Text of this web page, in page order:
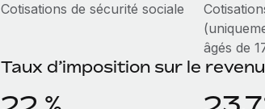
Cotisations de sécurité sociale
âgés de
Taux d’imposition sur le